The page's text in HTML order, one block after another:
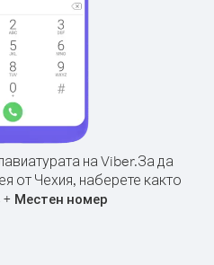
на Viber.За да
от Чехия, наберете както
+ Местен номер